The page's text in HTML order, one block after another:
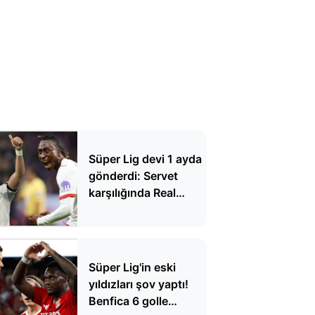
Süper Lig devi 1 ayda
gönderdi: Servet
karşılığında Real
Süper Lig'in eski
yıldızları şov yaptı!
Benfica 6 golle